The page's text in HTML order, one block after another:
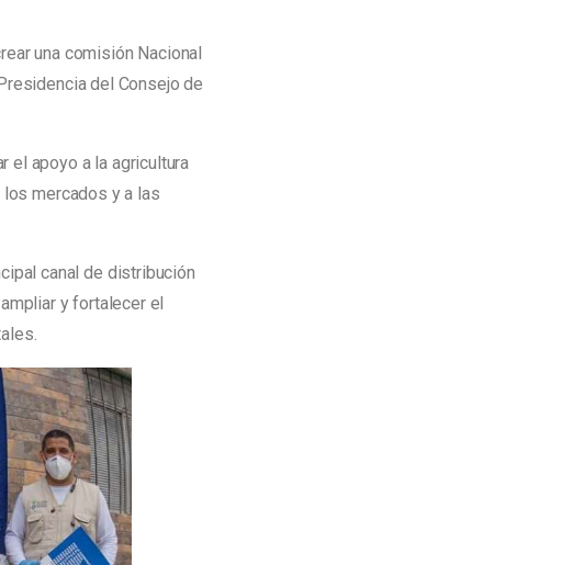
una comisión Nacional
del Consejo de
el apoyo a la agricultura
mercados y a las
canal de distribución
y fortalecer el